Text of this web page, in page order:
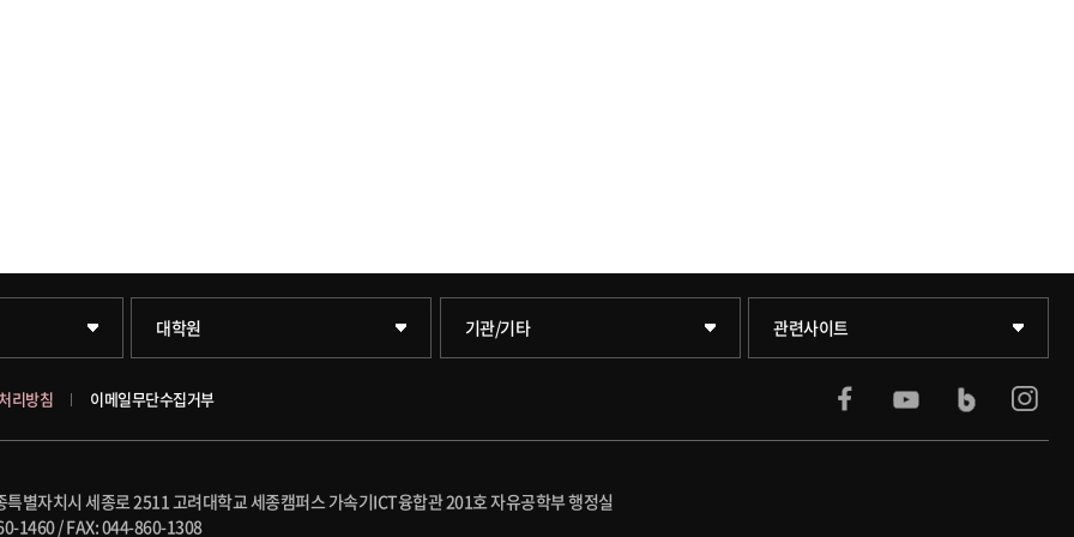
대학원
일반대학원
창업경영대학원
행정전문대학원
기관/기타
학술정보원(도서관)
호연학사
국제교류교육원
관련사이트
KUPID
서울캠퍼스
블랙보드
리방침 이메일무단수집거부
별자치시 세종로 2511 고려대학교 세종캠퍼스 가속기ICT융합관 201호 자유공학부 행정실
1460/FAX: 044-860-1308